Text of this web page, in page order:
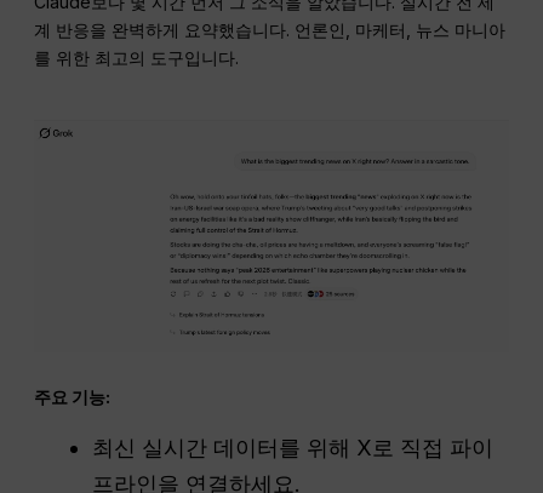
계 반응을 완벽하게 요약했습니다. 언론인, 마케터, 뉴스 마니아
를 위한 최고의 도구입니다.
주요 기능:
최신 실시간 데이터를 위해 X로 직접 파이
프라인을 연결하세요.